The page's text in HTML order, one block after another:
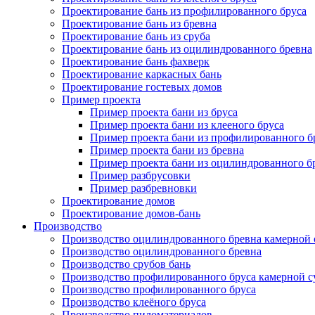
Проектирование бань из профилированного бруса
Проектирование бань из бревна
Проектирование бань из сруба
Проектирование бань из оцилиндрованного бревна
Проектирование бань фахверк
Проектирование каркасных бань
Проектирование гостевых домов
Пример проекта
Пример проекта бани из бруса
Пример проекта бани из клееного бруса
Пример проекта бани из профилированного
Пример проекта бани из бревна
Пример проекта бани из оцилиндрованного
Пример разбрусовки
Пример разбревновки
Проектирование домов
Проектирование домов-бань
Производство
Производство оцилиндрованного бревна камерной
Производство оцилиндрованного бревна
Производство срубов бань
Производство профилированного бруса камерной
Производство профилированного бруса
Производство клеёного бруса